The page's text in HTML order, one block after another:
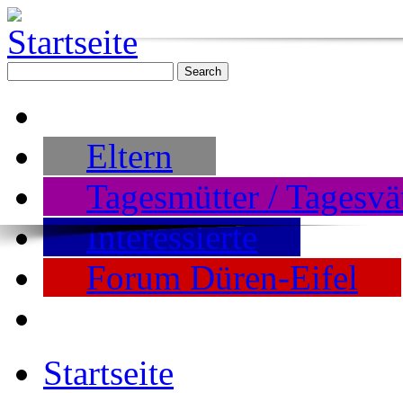
Eltern
Tagesmütter /
Interessierte
Forum Düren-Eifel
Startseite